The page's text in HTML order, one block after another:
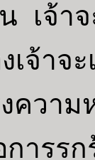
เจ้า
จ้าจ
วาม
การร